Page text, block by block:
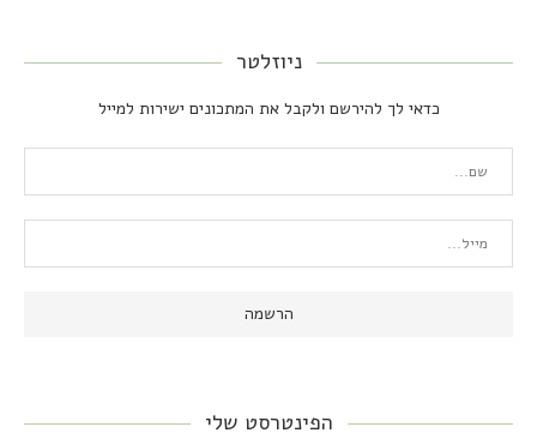
ניוזלטר
כדאי לך להירשם ולקבל את המתכונים ישירות למייל
הפינטרסט שלי